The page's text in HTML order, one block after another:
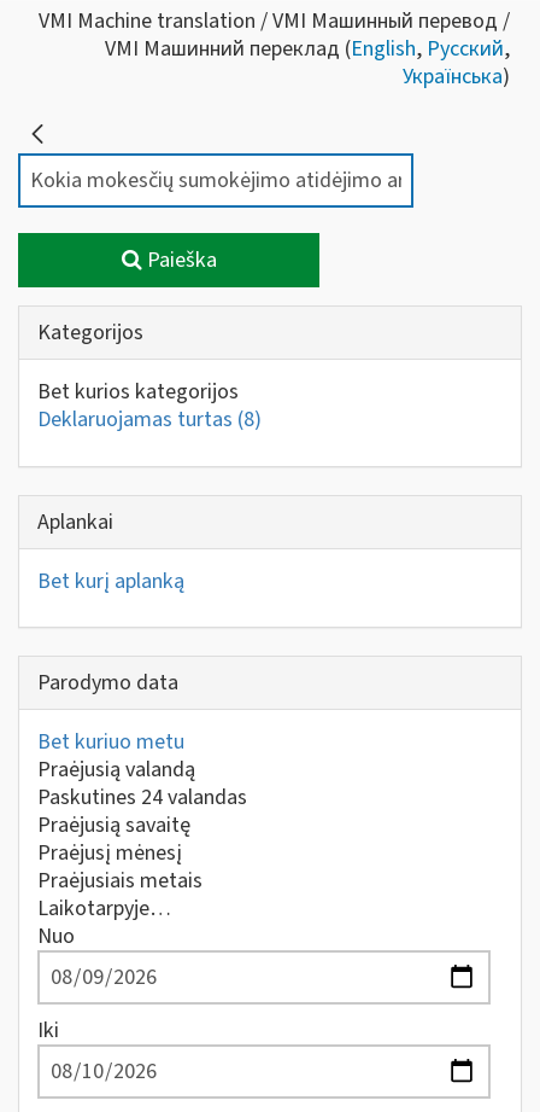
VMI Machine translation / VMI Машинный перевод /
VMI Машинний переклад (English, Русский,
Українська)
Paieška
Kategorijos
Bet kurios kategorijos
Deklaruojamas turtas (8)
Aplankai
Bet kurį aplanką
Parodymo data
Bet kuriuo metu
Praėjusią valandą
Paskutines 24 valandas
Praėjusią savaitę
Praėjusį mėnesį
Praėjusiais metais
Laikotarpyje…
Nuo
Iki